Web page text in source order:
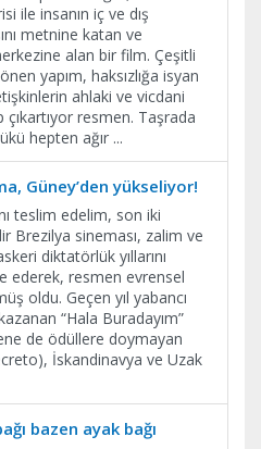
ile insanın iç ve dış
metnine katan ve
alan bir film. Çeşitli
yapım, haksızlığa isyan
ahlaki ve vicdani
çıkartıyor resmen. Taşrada
hepten ağır ...
Güney’den yükseliyor!
teslim edelim, son iki
Brezilya sineması, zalim ve
diktatörlük yıllarını
ederek, resmen evrensel
oldu. Geçen yıl yabancı
“Hala Buradayım”
de ödüllere doymayan
İskandinavya ve Uzak
bazen ayak bağı